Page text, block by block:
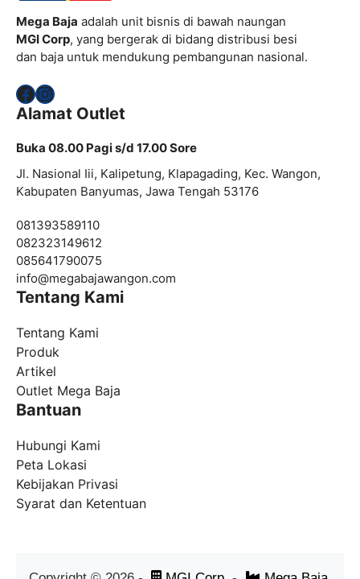
Mega Baja adalah unit bisnis di bawah naungan
MGI Corp, yang bergerak di bidang distribusi besi
dan baja untuk mendukung pembangunan nasional.
Facebook
Instagram
Alamat Outlet
Buka 08.00 Pagi s/d 17.00 Sore
Jl. Nasional Iii, Kalipetung, Klapagading, Kec. Wangon,
Kabupaten Banyumas, Jawa Tengah 53176
081393589110
082323149612
085641790075
info@megabajawangon.com
Tentang Kami
Tentang Kami
Produk
Artikel
Outlet Mega Baja
Bantuan
Hubungi Kami
Peta Lokasi
Kebijakan Privasi
Syarat dan Ketentuan